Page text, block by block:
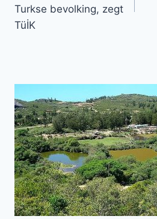
Turkse bevolking, zegt
TüİK